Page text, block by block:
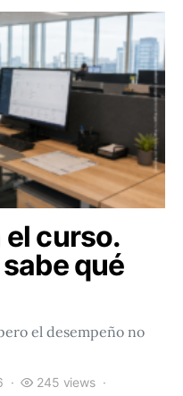
curso.
qué
el desempeño no
245 views